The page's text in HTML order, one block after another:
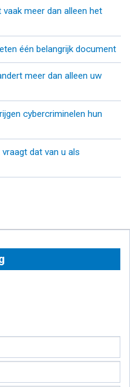
meer dan alleen het
één belangrijk document
meer dan alleen uw
cybercriminelen hun
dat van u als